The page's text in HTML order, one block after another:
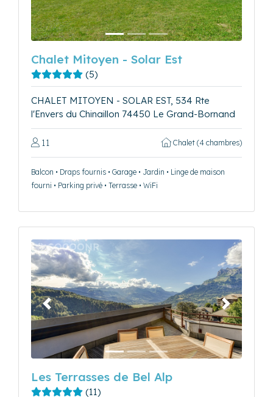
Chalet Mitoyen - Solar Est
(5)
CHALET MITOYEN - SOLAR EST, 534 Rte
l'Envers du Chinaillon 74450 Le Grand-Bornand
11 Chalet (4 chambres)
Balcon • Draps fournis • Garage • Jardin • Linge de maison
fourni • Parking privé • Terrasse • WiFi
Précédent Suivant
Les Terrasses de Bel Alp
(11)